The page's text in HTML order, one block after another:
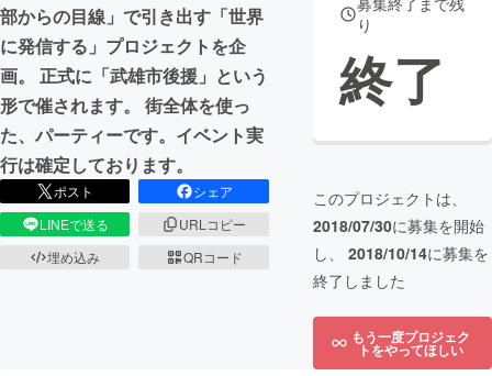
CAMPFIREふるさと納税machi-ya コミュニティ
部からの目線」で引き出す「世界
に発信する」プロジェクトを企
画。 正式に「武雄市後援」という
形で催されます。 街全体を使っ
た、パーティーです。イベント実
行は確定しております。
ポスト
シェア
LINEで送る
URLコピー
埋め込み
QRコード
り
終了
このプロジェクトは、
2018/07/30に募集を開始
し、 2018/10/14に募集を
終了しました
もう一度プロジェク
トをやってほしい